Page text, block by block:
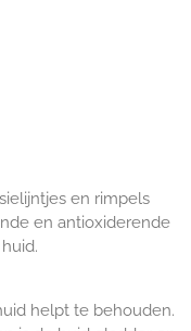
en rimpels
en antioxiderende
helpt te behouden.